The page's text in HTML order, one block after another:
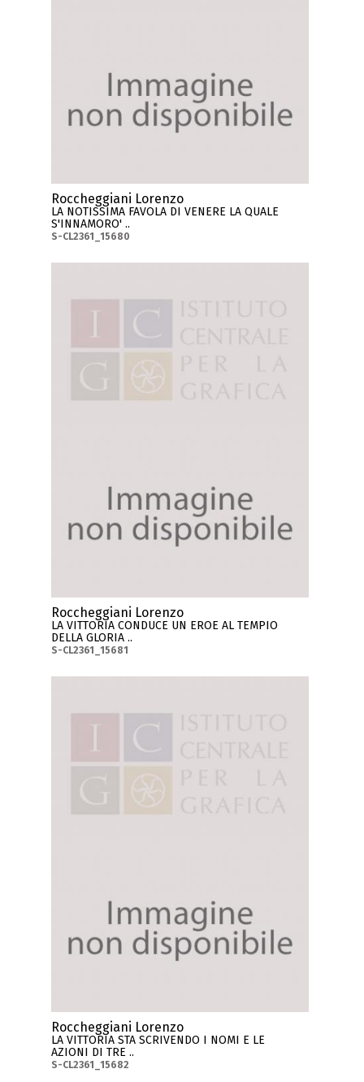
Roccheggiani Lorenzo
LA NOTISSIMA FAVOLA DI VENERE LA QUALE
S'INNAMORO' ..
S-CL2361_15680
Roccheggiani Lorenzo
LA VITTORIA CONDUCE UN EROE AL TEMPIO
DELLA GLORIA ..
S-CL2361_15681
Roccheggiani Lorenzo
LA VITTORIA STA SCRIVENDO I NOMI E LE
AZIONI DI TRE ..
S-CL2361_15682